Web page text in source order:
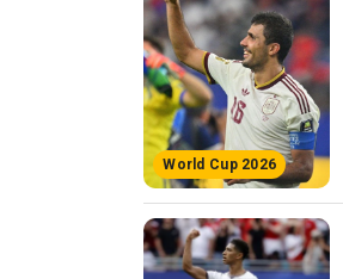
World Cup 2026